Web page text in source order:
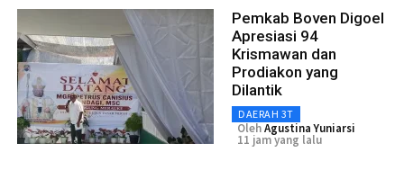
Pemkab Boven Digoel
Apresiasi 94
Krismawan dan
Prodiakon yang
Dilantik
DAERAH 3T
OlehAgustina Yuniarsi
11 jam yang lalu